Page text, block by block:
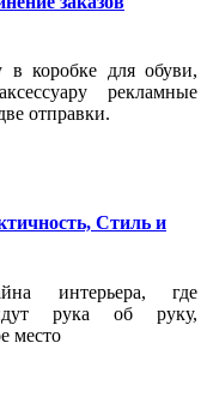
в коробке для обуви,
рекламные
отправки.
Стиль и
интерьера, где
рука об руку,
место